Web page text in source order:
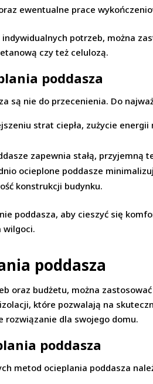
ewentualne prace
potrzeb, można
czy też celulozą.
poddasza
są nie do przecenienia. Do
strat ciepła, zużycie
zapewnia stałą,
ocieplone poddasze
konstrukcji budynku.
poddasza, aby cieszyć się
wilgoci.
poddasza
oraz budżetu, można
które pozwalają na
rozwiązanie dla swojego domu.
poddasza
metod ocieplania poddasza